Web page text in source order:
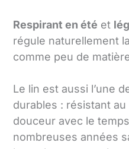
Respirant en été et
régule naturellement
comme peu de
Le lin est aussi l’une
durables : résistant
douceur avec le
nombreuses années